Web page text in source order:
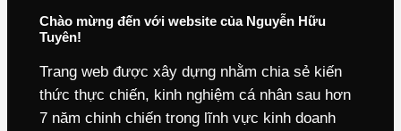
Chào mừng đến với website của Nguyễn Hữu
Tuyên!
Trang web được xây dựng nhằm chia sẻ kiến
thức thực chiến, kinh nghiệm cá nhân sau hơn
7 năm chinh chiến trong lĩnh vực kinh doanh